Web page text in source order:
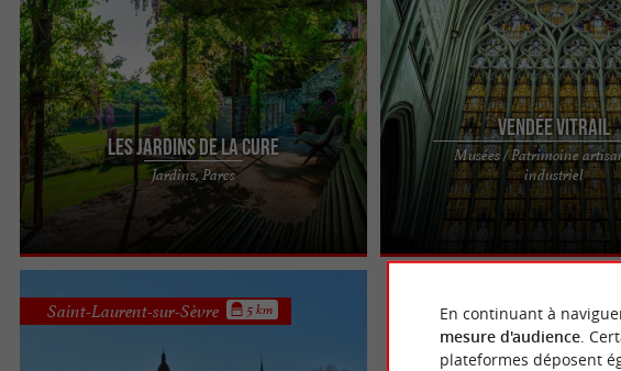
Les Jardins de la Cure
Jardins, Parcs
Les Jardins de la Cure est un jardin public sur les
hauteurs de Mortagne-sur-Sèvre. C’est un espace
vert ...
Vendée Vitrail
Musées / Patrimoine
industriel
Sur la place de l’église de
trouve le Musée « Vendée Vitrail ».
trompez ...
Saint-Laurent-sur-Sèvre 5 km
En continuant à
mesure d'audience.
plateformes déposent